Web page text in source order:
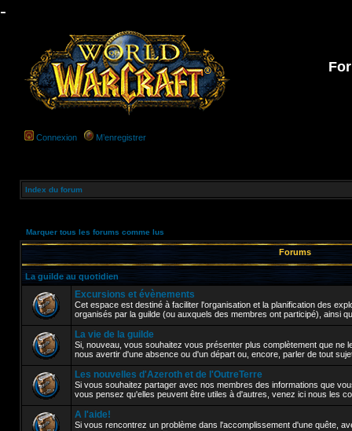
-
Connexion M’enregistrer
Index du forum
Marquer tous les forums comme lus
Forums
La guilde au quotidien
Excursions et évènements
Cet espace est destiné à faciliter l'organisation et la planification des
organisés par la guilde (ou auxquels des membres ont participé), ainsi
La vie de la guilde
Si, nouveau, vous souhaitez vous présenter plus complètement que ne
nous avertir d'une absence ou d'un départ ou, encore, parler de tout
Les nouvelles d'Azeroth et de l'OutreTerre
Si vous souhaitez partager avec nos membres des informations que
vous pensez qu'elles peuvent être utiles à d'autres, venez ici nous les
A l'aide!
Si vous rencontrez un problème dans l'accomplissement d'une quête,